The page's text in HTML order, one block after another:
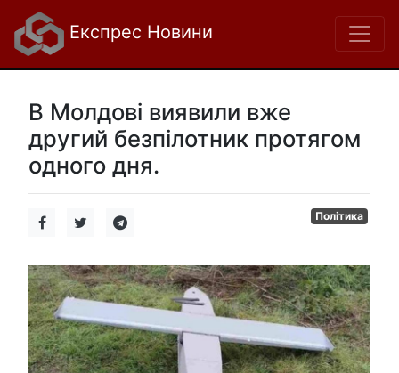
Експрес Новини
В Молдові виявили вже
другий безпілотник протягом
одного дня.
Політика